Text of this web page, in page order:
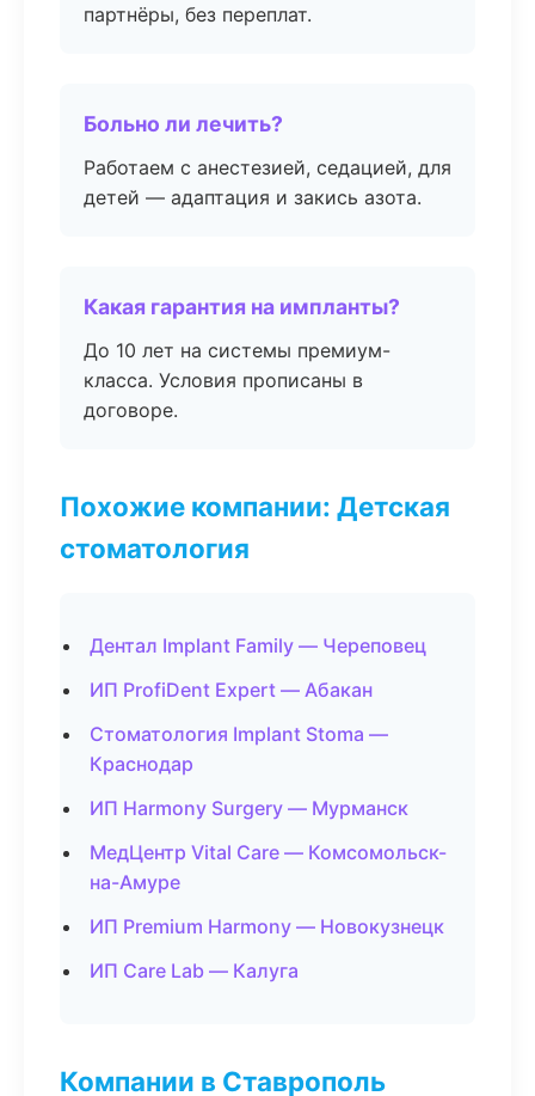
партнёры, без переплат.
Больно ли лечить?
Работаем с анестезией, седацией, для
детей — адаптация и закись азота.
Какая гарантия на импланты?
До 10 лет на системы премиум-
класса. Условия прописаны в
договоре.
Похожие компании: Детская
стоматология
Дентал Implant Family — Череповец
ИП ProfiDent Expert — Абакан
Стоматология Implant Stoma —
Краснодар
ИП Harmony Surgery — Мурманск
МедЦентр Vital Care — Комсомольск-
на-Амуре
ИП Premium Harmony — Новокузнецк
ИП Care Lab — Калуга
Компании в Ставрополь